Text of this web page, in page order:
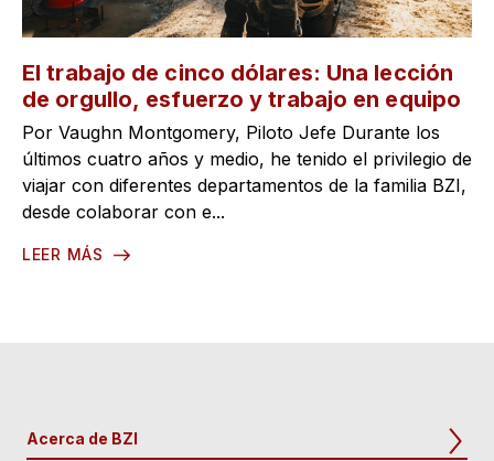
El trabajo de cinco dólares: Una lección
de orgullo, esfuerzo y trabajo en equipo
Por Vaughn Montgomery, Piloto Jefe Durante los
últimos cuatro años y medio, he tenido el privilegio de
viajar con diferentes departamentos de la familia BZI,
desde colaborar con e...
LEER MÁS
Acerca de BZI